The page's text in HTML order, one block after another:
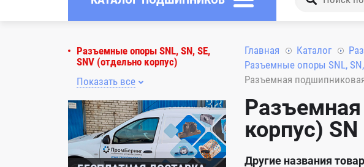
Разъемные опоры SNL, SN, SE,
SNV (отдельно корпус)
Показать все
Главная Каталог
Разъемные опоры SNL,
Разъемная
корпус)
Другие названия